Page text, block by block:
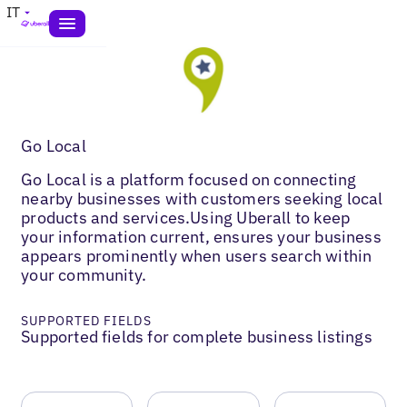
IT
Go Local
Go Local is a platform focused on connecting
nearby businesses with customers seeking local
products and services.Using Uberall to keep
your information current, ensures your business
appears prominently when users search within
your community.
SUPPORTED FIELDS
Supported fields for complete business listings